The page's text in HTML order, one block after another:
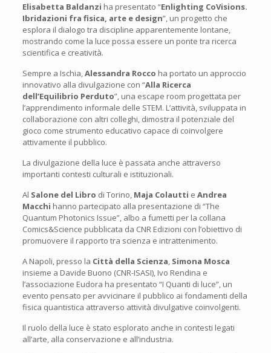
Elisabetta Baldanzi ha presentato “Enlighting CoVisions.
Ibridazioni fra fisica, arte e design”, un progetto che
esplora il dialogo tra discipline apparentemente lontane,
mostrando come la luce possa essere un ponte tra ricerca
scientifica e creatività.
Sempre a Ischia, Alessandra Rocco ha portato un approccio
innovativo alla divulgazione con “Alla Ricerca
dell’Equilibrio Perduto”, una escape room progettata per
l’apprendimento informale delle STEM. L’attività, sviluppata in
collaborazione con altri colleghi, dimostra il potenziale del
gioco come strumento educativo capace di coinvolgere
attivamente il pubblico.
La divulgazione della luce è passata anche attraverso
importanti contesti culturali e istituzionali.
Al Salone del Libro di Torino, Maja Colautti e Andrea
Macchi hanno partecipato alla presentazione di “The
Quantum Photonics Issue”, albo a fumetti per la collana
Comics&Science pubblicata da CNR Edizioni con l’obiettivo di
promuovere il rapporto tra scienza e intrattenimento.
A Napoli, presso la Città della Scienza Simona Mosca
insieme a Davide Buono (CNR-ISASI), Ivo Rendina e
l’associazione Eudora ha presentato “I Quanti di luce”, un
evento pensato per avvicinare il pubblico ai fondamenti della
fisica quantistica attraverso attività divulgative coinvolgenti.
Il ruolo della luce è stato esplorato anche in contesti legati
all’arte, alla conservazione e all’industria.